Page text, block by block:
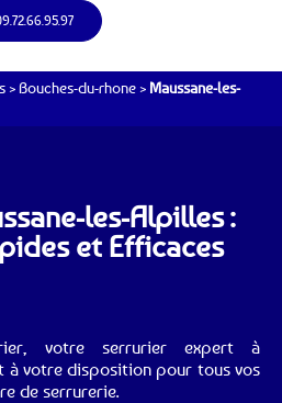
>Bouches-du-rhone > Maussane-les-
les-Alpilles :
et Efficaces
votre serrurier expert à
à votre disposition pour tous vos
de serrurerie.